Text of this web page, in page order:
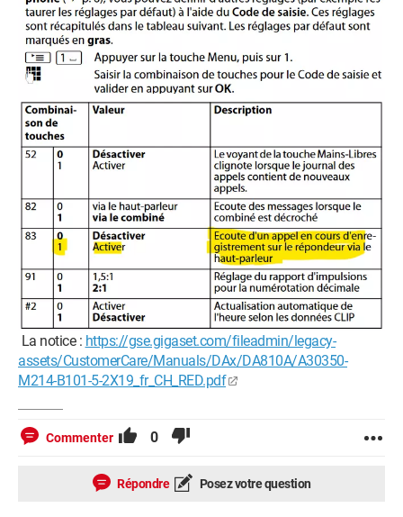
La notice : https://gse.gigaset.com/fileadmin/legacy-
assets/CustomerCare/Manuals/DAx/DA810A/A30350-
M214-B101-5-2X19_fr_CH_RED.pdf
Commenter 0
Répondre Posez votre question